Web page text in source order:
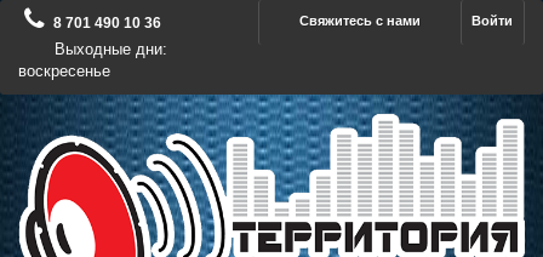
Войти
Свяжитесь с нами
8 701 490 10 36
Выходные дни:
воскресенье